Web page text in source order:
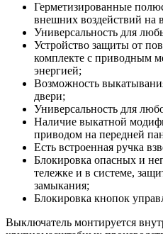
Герметизированные
внешних воздействий на
Универсальность для
Устройство защиты от
комплекте с приводным
энергией;
Возможность
двери;
Универсальность для
Наличие выкатной
приводом на передней
Есть встроенная ручка
Блокировка опасных и
тележке и в системе,
замыкания;
Блокировка кнопок
Выключатель монтируется